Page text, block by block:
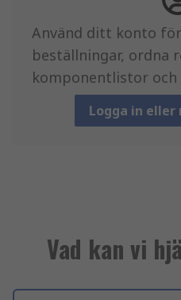
Använd ditt konto
beställningar, ordna
komponentlistor och
Logga in
Vad kan vi